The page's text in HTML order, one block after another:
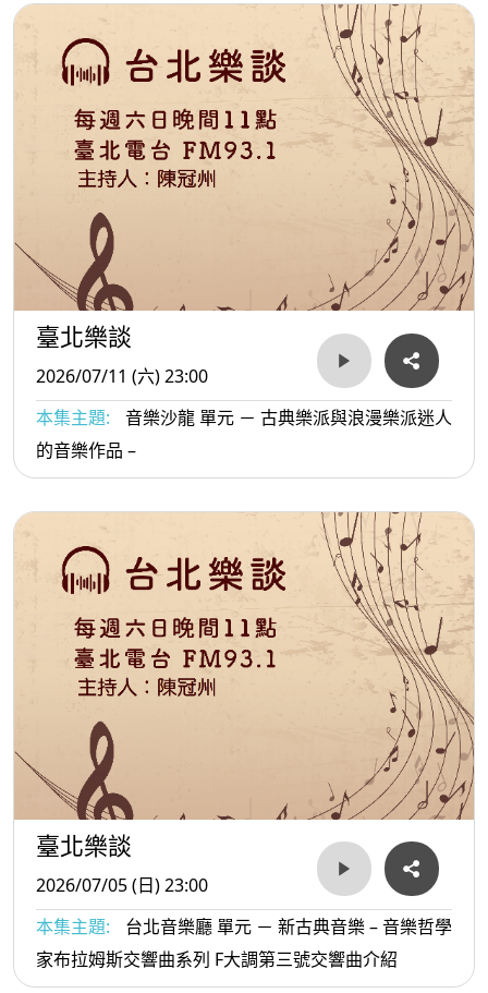
臺北樂談
2026/07/11 (六) 23:00
本集主題:
音樂沙龍 單元 － 古典樂派與浪漫樂派迷人
的音樂作品 –
臺北樂談
2026/07/05 (日) 23:00
本集主題:
台北音樂廳 單元 － 新古典音樂 – 音樂哲學
家布拉姆斯交響曲系列 F大調第三號交響曲介紹